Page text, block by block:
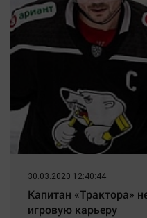
30.03.2020 12:40:44
Капитан «Трактора»
игровую карьеру